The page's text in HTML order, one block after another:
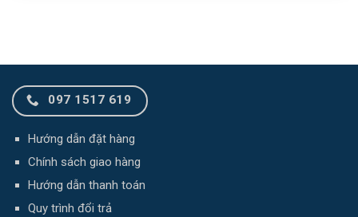
097 1517 619
Hướng dẫn đặt hàng
Chính sách giao hàng
Hướng dẫn thanh toán
Quy trình đổi trả